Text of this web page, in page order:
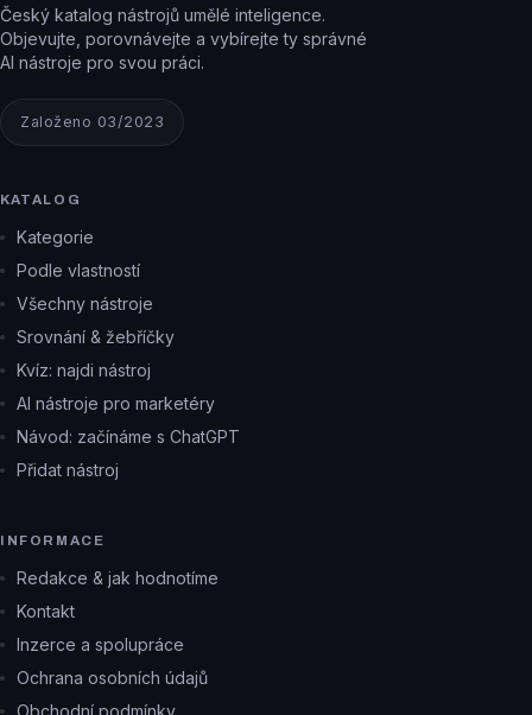
Český katalog nástrojů umělé inteligence.
Objevujte, porovnávejte a vybírejte ty správné
AI nástroje pro svou práci.
Založeno 03/2023
KATALOG
Kategorie
Podle vlastností
Všechny nástroje
Srovnání & žebříčky
Kvíz: najdi nástroj
AI nástroje pro marketéry
Návod: začínáme s ChatGPT
Přidat nástroj
INFORMACE
Redakce & jak hodnotíme
Kontakt
Inzerce a spolupráce
Ochrana osobních údajů
Obchodní podmínky